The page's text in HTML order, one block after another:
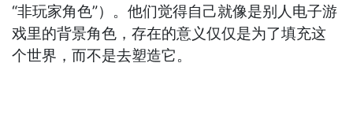
“非玩家角色”）。他们觉得自己就像是别人电子游
戏里的背景角色，存在的意义仅仅是为了填充这
个世界，而不是去塑造它。